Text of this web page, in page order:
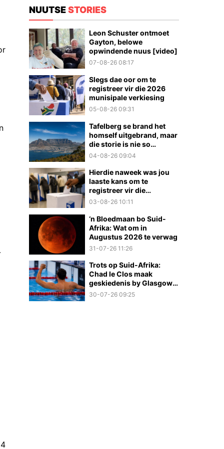
NUUTSESTORIES
Leon Schuster ontmoet
Gayton, belowe
opwindende nuus [video]
07-08-26 08:17
Slegs dae oor om te
registreer vir die 2026
munisipale verkiesing
05-08-26 09:31
Tafelberg se brand het
homself uitgebrand, maar
die storie is nie so
eenvoudig nie
04-08-26 09:04
Hierdie naweek was jou
laaste kans om te
registreer vir die
munisipale verkiesings
03-08-26 10:11
‘n Bloedmaan bo Suid-
Afrika: Wat om in
Augustus 2026 te verwag
31-07-26 11:26
Trots op Suid-Afrika:
Chad le Clos maak
geskiedenis by Glasgow
2026
30-07-26 09:25